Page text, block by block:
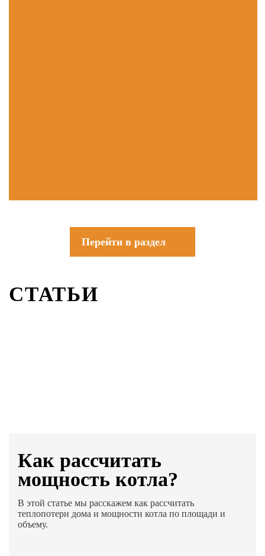
Перейти в раздел
СТАТЬИ
Как раcсчитать
мощность котла?
В этой статье мы расскажем как рассчитать
теплопотери дома и мощности котла по площади и
объему.